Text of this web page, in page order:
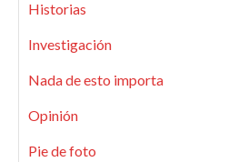
Historias
Investigación
Nada de esto importa
Opinión
Pie de foto